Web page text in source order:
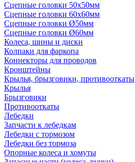
Сцепные головки 50x50мм
Сцепные головки 60x60мм
Сцепные головки Ø50мм
Сцепные головки Ø60мм
Колеса, шины и диски
Колпаки для фаркопа
Коннекторы для проводов
Кронштейны
Крылья, брызговики, противооткаты
Крылья
Брызговики
Противооткаты
Лебедки
Запчасти к лебедкам
Лебедки с тормозом
Лебедки без тормоза
Опорные колеса и хомуты